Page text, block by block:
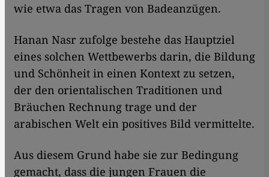
wie etwa das Tragen von Badeanzügen.
Hanan Nasr zufolge bestehe das Hauptziel
eines solchen Wettbewerbs darin, die Bildung
und Schönheit in einen Kontext zu setzen,
der den orientalischen Traditionen und
Bräuchen Rechnung trage und der
arabischen Welt ein positives Bild vermittelte.
Aus diesem Grund habe sie zur Bedingung
gemacht, dass die jungen Frauen die